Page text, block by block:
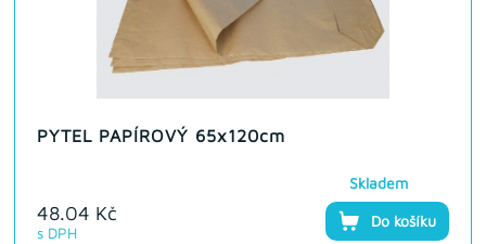
PYTEL PAPÍROVÝ 65x120cm
48.04 Kč
s DPH
Skladem
Do košíku